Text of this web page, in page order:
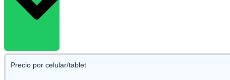
Precio por celular/tablet